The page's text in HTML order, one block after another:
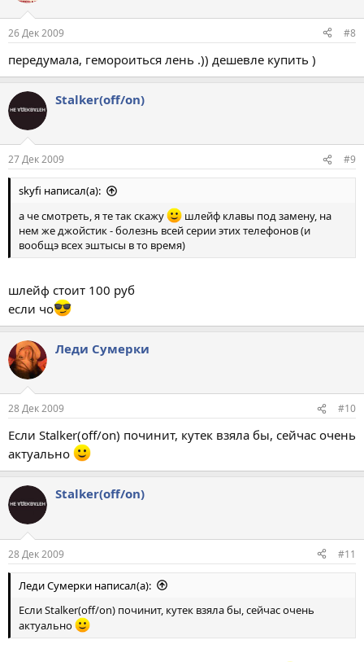
26 Дек 2009 #8
передумала, гемороиться лень .)) дешевле купить )
Stalker(off/on)
27 Дек 2009 #9
skyfi написал(а):
а че смотреть, я те так скажу
шлейф клавы под замену, на
нем же джойстик - болезнь всей серии этих телефонов (и
вообщэ всех эштысы в то время)
шлейф стоит 100 руб
если чо
Леди Сумерки
28 Дек 2009 #10
Если Stalker(off/on) починит, кутек взяла бы, сейчас очень
актуально
Stalker(off/on)
28 Дек 2009 #11
Леди Сумерки написал(а):
Если Stalker(off/on) починит, кутек взяла бы, сейчас очень
актуально